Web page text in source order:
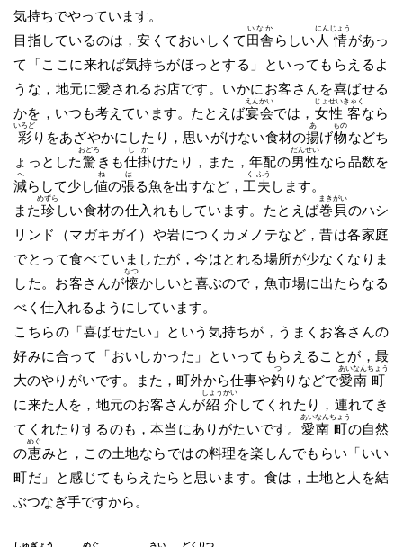
気持ちでやっています。
目指しているのは，安くておいしくて田舎
いなか
らしい 人
にん
情
じょう
があっ
て「ここに来れば気持ちがほっとする」といってもらえるよ
うな，地元に愛されるお店です。いかにお客さんを喜ばせる
かを，いつも考えています。たとえば宴
えん
会
かい
では， 女
じょ
性
せい
客
きゃく
なら
彩
いろど
りをあざやかにしたり，思いがけない食材の揚
あ
げ物
もの
などち
ょっとした驚
おどろ
きも仕
し
掛
か
けたり，また，年配の男
だん
性
せい
なら品数を
減
へ
らして少し値
ね
の張
は
る魚を出すなど， 工
く
夫
ふう
します。
また珍
めずら
しい食材の仕入れもしています。たとえば巻
まき
貝
がい
のハシ
リンド（マガキガイ）や岩につくカメノテなど，昔は各家庭
でとって食べていましたが，今はとれる場所が少なくなりま
した。お客さんが懐
なつ
かしいと喜ぶので，魚市場に出たらなる
べく仕入れるようにしています。
こちらの「喜ばせたい」という気持ちが，うまくお客さんの
好みに合って「おいしかった」といってもらえることが，最
大のやりがいです。また，町外から仕事や釣
つ
りなどで愛
あい
南
なん
町
ちょう
に来た人を，地元のお客さんが紹
しょう
介
かい
してくれたり，連れてき
てくれたりするのも，本当にありがたいです。 愛
あい
南
なん
町
ちょう
の自然
の恵
めぐ
みと，この土地ならではの料理を楽しんでもらい「いい
町だ」と感じてもらえたらと思います。食は，土地と人を結
ぶつなぎ手ですから。
しゅ ぎょう めぐ さい どく りつ